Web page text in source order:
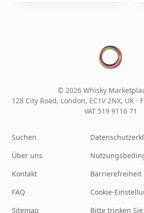
© 2026 Whisky
128 City Road, London, EC1V 2NX, UK ·
VAT 519 9116 71
Suchen
Über uns
Kontakt
FAQ
Sitemap
Barrierefreiheit
Cookie-
Bitte trinken